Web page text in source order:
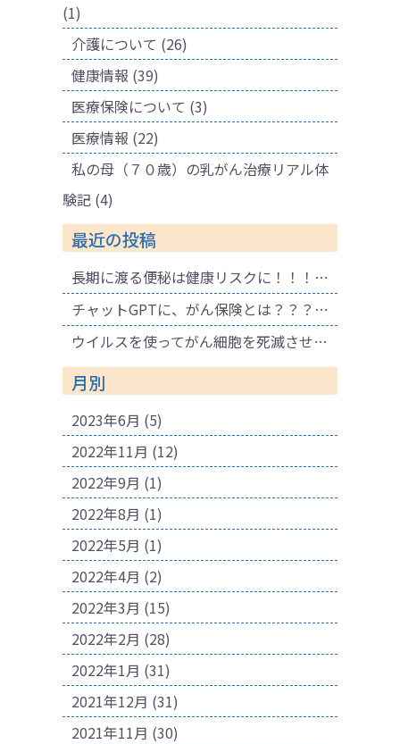
(1)
介護について (26)
健康情報 (39)
医療保険について (3)
医療情報 (22)
私の母（７０歳）の乳がん治療リアル体
験記 (4)
最近の投稿
長期に渡る便秘は健康リスクに！！！ 腐敗物質が溜まり健康に悪影響も！肌荒れの原因にも！
チャットGPTに、がん保険とは？？？と聞いてみました。
ウイルスを使ってがん細胞を死滅させる療法
月別
2023年6月 (5)
2022年11月 (12)
2022年9月 (1)
2022年8月 (1)
2022年5月 (1)
2022年4月 (2)
2022年3月 (15)
2022年2月 (28)
2022年1月 (31)
2021年12月 (31)
2021年11月 (30)